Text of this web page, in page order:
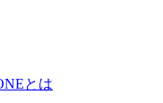
とは